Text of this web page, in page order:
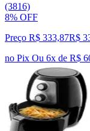
(3816)
8% OFF
Preço R$ 333,87R$
no Pix Ou 6x de R$